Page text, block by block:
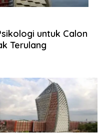
untuk Calon
Terulang